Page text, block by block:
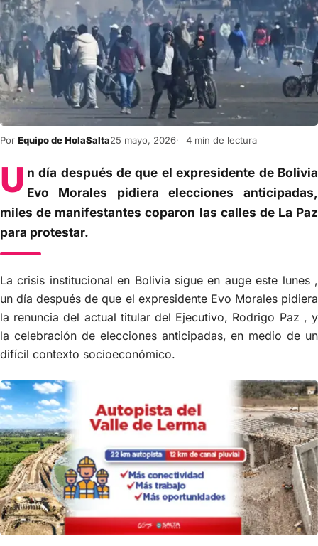
Por Equipo de HolaSalta25 mayo, 2026 4 min de lectura
U n día después de que el expresidente de Bolivia
Evo Morales pidiera elecciones anticipadas,
miles de manifestantes coparon las calles de La Paz
para protestar.
La crisis institucional en Bolivia sigue en auge este lunes ,
un día después de que el expresidente Evo Morales pidiera
la renuncia del actual titular del Ejecutivo, Rodrigo Paz , y
la celebración de elecciones anticipadas, en medio de un
difícil contexto socioeconómico.